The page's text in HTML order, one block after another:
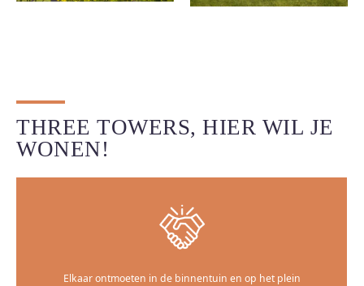
THREE TOWERS, HIER WIL JE
WONEN!
Elkaar ontmoeten in de binnentuin en op het plein